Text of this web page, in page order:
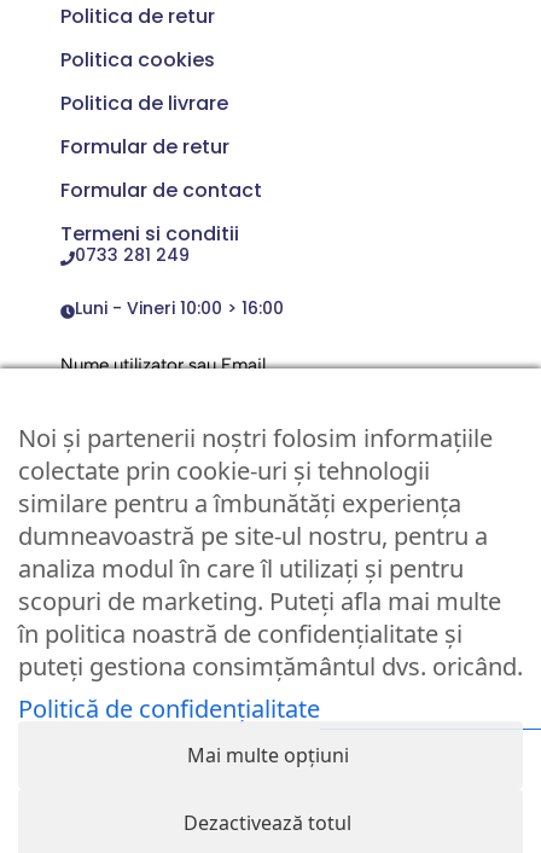
Politica de retur
Politica cookies
Politica de livrare
Formular de retur
Formular de contact
Termeni si conditii
0733 281 249
Luni - Vineri 10:00 > 16:00
Nume utilizator sau Email
Parola
Remember Me
Logare
Lost your password?
© Partybaloane.ro - Toate drepturile rezervate. ™
Noi și partenerii noștri folosim informațiile
colectate prin cookie-uri și tehnologii
similare pentru a îmbunătăți experiența
dumneavoastră pe site-ul nostru, pentru a
analiza modul în care îl utilizați și pentru
scopuri de marketing. Puteți afla mai multe
în politica noastră de confidențialitate și
puteți gestiona consimțământul dvs. oricând.
Politică de confidențialitate
Mai multe opțiuni
Dezactivează totul